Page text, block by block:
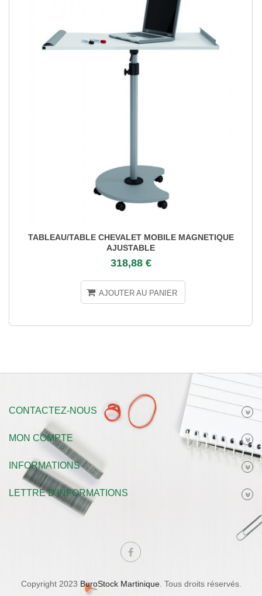
TABLEAU/TABLE CHEVALET MOBILE MAGNETIQUE
AJUSTABLE
318,88 €
AJOUTER AU PANIER
CONTACTEZ-NOUS
MON COMPTE
INFORMATIONS
LETTRE D'INFORMATIONS
Copyright 2023 BuroStock Martinique. Tous droits réservés.